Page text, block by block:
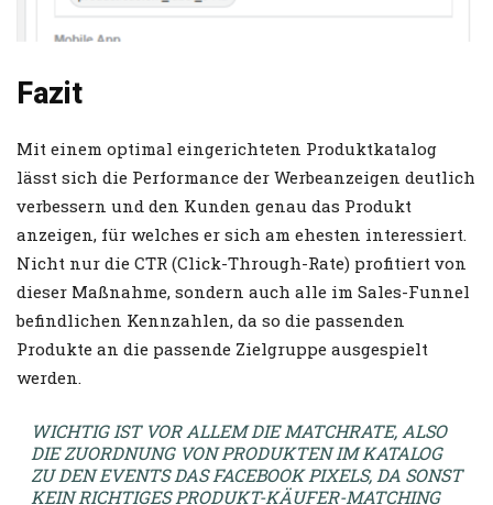
Fazit
Mit einem optimal eingerichteten Produktkatalog
lässt sich die Performance der Werbeanzeigen deutlich
verbessern und den Kunden genau das Produkt
anzeigen, für welches er sich am ehesten interessiert.
Nicht nur die CTR (Click-Through-Rate) profitiert von
dieser Maßnahme, sondern auch alle im Sales-Funnel
befindlichen Kennzahlen, da so die passenden
Produkte an die passende Zielgruppe ausgespielt
werden.
WICHTIG IST VOR ALLEM DIE MATCHRATE, ALSO
DIE ZUORDNUNG VON PRODUKTEN IM KATALOG
ZU DEN EVENTS DAS FACEBOOK PIXELS, DA SONST
KEIN RICHTIGES PRODUKT-KÄUFER-MATCHING